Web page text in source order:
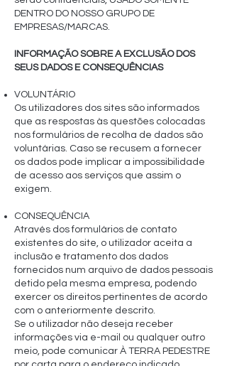
DENTRO DO NOSSO GRUPO DE
EMPRESAS/MARCAS.
INFORMAÇÃO SOBRE A EXCLUSÃO DOS
SEUS DADOS E CONSEQUÊNCIAS
VOLUNTÁRIO
Os utilizadores dos sites são informados
que as respostas às questões colocadas
nos formulários de recolha de dados são
voluntárias. Caso se recusem a fornecer
os dados pode implicar a impossibilidade
de acesso aos serviços que assim o
exigem.
CONSEQUÊNCIA
Através dos formulários de contato
existentes do site, o utilizador aceita a
inclusão e tratamento dos dados
fornecidos num arquivo de dados pessoais
detido pela mesma empresa, podendo
exercer os direitos pertinentes de acordo
com o anteriormente descrito.
Se o utilizador não deseja receber
informações via e-mail ou qualquer outro
meio, pode comunicar À TERRA PEDESTRE